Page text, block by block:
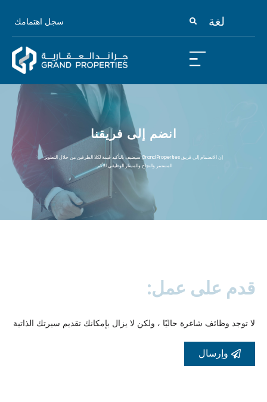
لغة سجل اهتمامك
انضم إلى فريقنا
إن الانضمام إلى فريق Grand Properties سيضيف بالتأكيد قيمة لكلا الطرفين من خلال التطوير
المستمر والنجاح والمسار الوظيفي الأكبر.
قدم على عمل:
لا توجد وظائف شاغرة حاليًا ، ولكن لا يزال بإمكانك تقديم سيرتك الذاتية
وإرسال